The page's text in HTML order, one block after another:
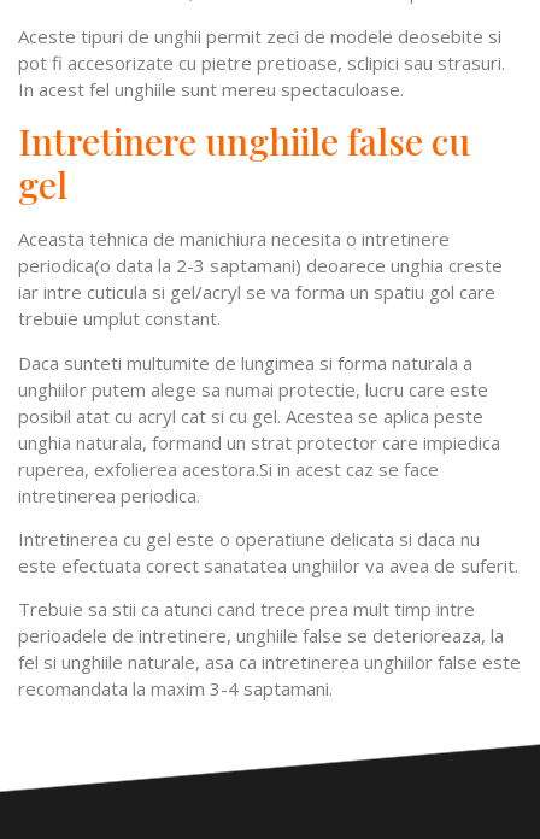
Aceste tipuri de unghii permit zeci de modele deosebite si
pot fi accesorizate cu pietre pretioase, sclipici sau strasuri.
In acest fel unghiile sunt mereu spectaculoase.
Intretinere unghiile false cu
gel
Aceasta tehnica de manichiura necesita o intretinere
periodica(o data la 2-3 saptamani) deoarece unghia creste
iar intre cuticula si gel/acryl se va forma un spatiu gol care
trebuie umplut constant.
Daca sunteti multumite de lungimea si forma naturala a
unghiilor putem alege sa numai protectie, lucru care este
posibil atat cu acryl cat si cu gel. Acestea se aplica peste
unghia naturala, formand un strat protector care impiedica
ruperea, exfolierea acestora.Si in acest caz se face
intretinerea periodica.
Intretinerea cu gel este o operatiune delicata si daca nu
este efectuata corect sanatatea unghiilor va avea de suferit.
Trebuie sa stii ca atunci cand trece prea mult timp intre
perioadele de intretinere, unghiile false se deterioreaza, la
fel si unghiile naturale, asa ca intretinerea unghiilor false este
recomandata la maxim 3-4 saptamani.